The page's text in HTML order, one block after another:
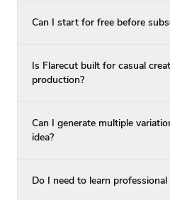
Can I start for free before
Is Flarecut built for casual
production?
Can I generate multiple
idea?
Do I need to learn